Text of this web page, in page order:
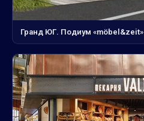
Гранд ЮГ. Подиум «möbel&zeit»